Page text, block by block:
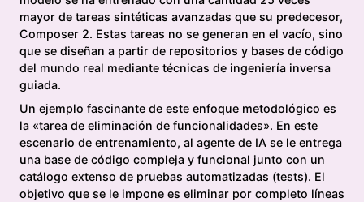
mayor de tareas sintéticas avanzadas que su predecesor,
Composer 2. Estas tareas no se generan en el vacío, sino
que se diseñan a partir de repositorios y bases de código
del mundo real mediante técnicas de ingeniería inversa
guiada.
Un ejemplo fascinante de este enfoque metodológico es
la «tarea de eliminación de funcionalidades». En este
escenario de entrenamiento, al agente de IA se le entrega
una base de código compleja y funcional junto con un
catálogo extenso de pruebas automatizadas (tests). El
objetivo que se le impone es eliminar por completo líneas